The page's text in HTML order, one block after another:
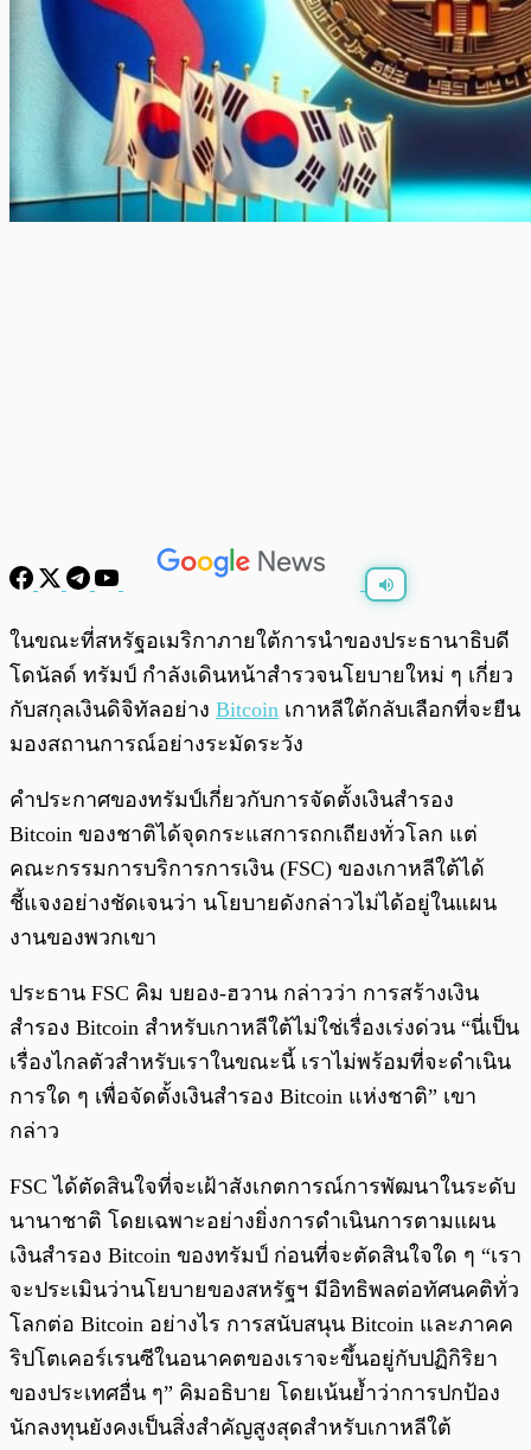
พร้อมเล่น 0:00
ในขณะที่สหรัฐอเมริกาภายใต้การนำของประธานาธิบดี
โดนัลด์ ทรัมป์ กำลังเดินหน้าสำรวจนโยบายใหม่ ๆ เกี่ยว
กับสกุลเงินดิจิทัลอย่าง Bitcoin เกาหลีใต้กลับเลือกที่จะยืน
มองสถานการณ์อย่างระมัดระวัง
คำประกาศของทรัมป์เกี่ยวกับการจัดตั้งเงินสำรอง
Bitcoin ของชาติได้จุดกระแสการถกเถียงทั่วโลก แต่
คณะกรรมการบริการการเงิน (FSC) ของเกาหลีใต้ได้
ชี้แจงอย่างชัดเจนว่า นโยบายดังกล่าวไม่ได้อยู่ในแผน
งานของพวกเขา
ประธาน FSC คิม บยอง-ฮวาน กล่าวว่า การสร้างเงิน
สำรอง Bitcoin สำหรับเกาหลีใต้ไม่ใช่เรื่องเร่งด่วน “นี่เป็น
เรื่องไกลตัวสำหรับเราในขณะนี้ เราไม่พร้อมที่จะดำเนิน
การใด ๆ เพื่อจัดตั้งเงินสำรอง Bitcoin แห่งชาติ” เขา
กล่าว
FSC ได้ตัดสินใจที่จะเฝ้าสังเกตการณ์การพัฒนาในระดับ
นานาชาติ โดยเฉพาะอย่างยิ่งการดำเนินการตามแผน
เงินสำรอง Bitcoin ของทรัมป์ ก่อนที่จะตัดสินใจใด ๆ “เรา
จะประเมินว่านโยบายของสหรัฐฯ มีอิทธิพลต่อทัศนคติทั่ว
โลกต่อ Bitcoin อย่างไร การสนับสนุน Bitcoin และภาคค
ริปโตเคอร์เรนซีในอนาคตของเราจะขึ้นอยู่กับปฏิกิริยา
ของประเทศอื่น ๆ” คิมอธิบาย โดยเน้นย้ำว่าการปกป้อง
นักลงทุนยังคงเป็นสิ่งสำคัญสูงสุดสำหรับเกาหลีใต้